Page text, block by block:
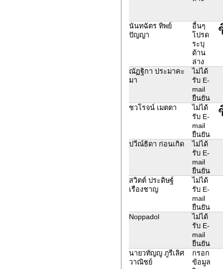
นันทฉัตร ทิพย์
ปัญญา
อื่นๆ
โปรด
ระบุ
ด้าน
ล่าง
ณัฏฐิกา ประมาคะ
มา
ไม่ได้
รับ E-
mail
ยืนยัน
ชวโรจน์ เมตตา
ไม่ได้
รับ E-
mail
ยืนยัน
ปวีณ์ธิดา ก่อนเกิด
ไม่ได้
รับ E-
mail
ยืนยัน
สวิตต์ ประดิษฐ์
เรืองชาญ
ไม่ได้
รับ E-
mail
ยืนยัน
Noppadol
ไม่ได้
รับ E-
mail
ยืนยัน
นายวทัญญู ภูรีเลิศ
วาณิชย์
กรอก
ข้อมูล